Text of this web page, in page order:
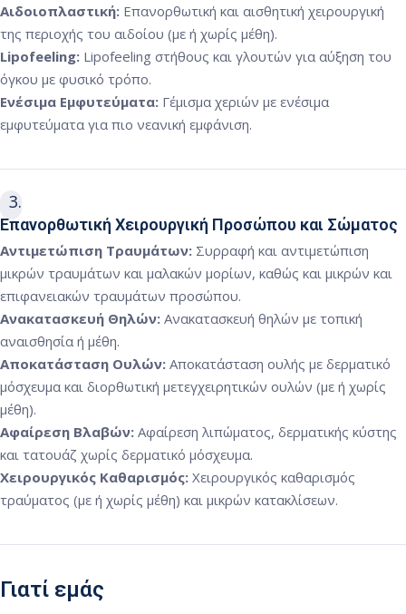
Αιδοιοπλαστική: Επανορθωτική και αισθητική χειρουργική
της περιοχής του αιδοίου (με ή χωρίς μέθη).
Lipofeeling: Lipofeeling στήθους και γλουτών για αύξηση του
όγκου με φυσικό τρόπο.
Ενέσιμα Εμφυτεύματα: Γέμισμα χεριών με ενέσιμα
εμφυτεύματα για πιο νεανική εμφάνιση.
3
Επανορθωτική Χειρουργική Προσώπου και Σώματος
Αντιμετώπιση Τραυμάτων: Συρραφή και αντιμετώπιση
μικρών τραυμάτων και μαλακών μορίων, καθώς και μικρών και
επιφανειακών τραυμάτων προσώπου.
Ανακατασκευή Θηλών: Ανακατασκευή θηλών με τοπική
αναισθησία ή μέθη.
Αποκατάσταση Ουλών: Αποκατάσταση ουλής με δερματικό
μόσχευμα και διορθωτική μετεγχειρητικών ουλών (με ή χωρίς
μέθη).
Αφαίρεση Βλαβών: Αφαίρεση λιπώματος, δερματικής κύστης
και τατουάζ χωρίς δερματικό μόσχευμα.
Χειρουργικός Καθαρισμός: Χειρουργικός καθαρισμός
τραύματος (με ή χωρίς μέθη) και μικρών κατακλίσεων.
Γιατί εμάς